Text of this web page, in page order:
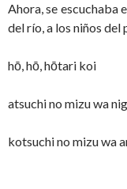
Ahora, se escuchaba
del río, a los niños del
hō, hō, hōtari koi
atsuchi no mizu wa
kotsuchi no mizu wa